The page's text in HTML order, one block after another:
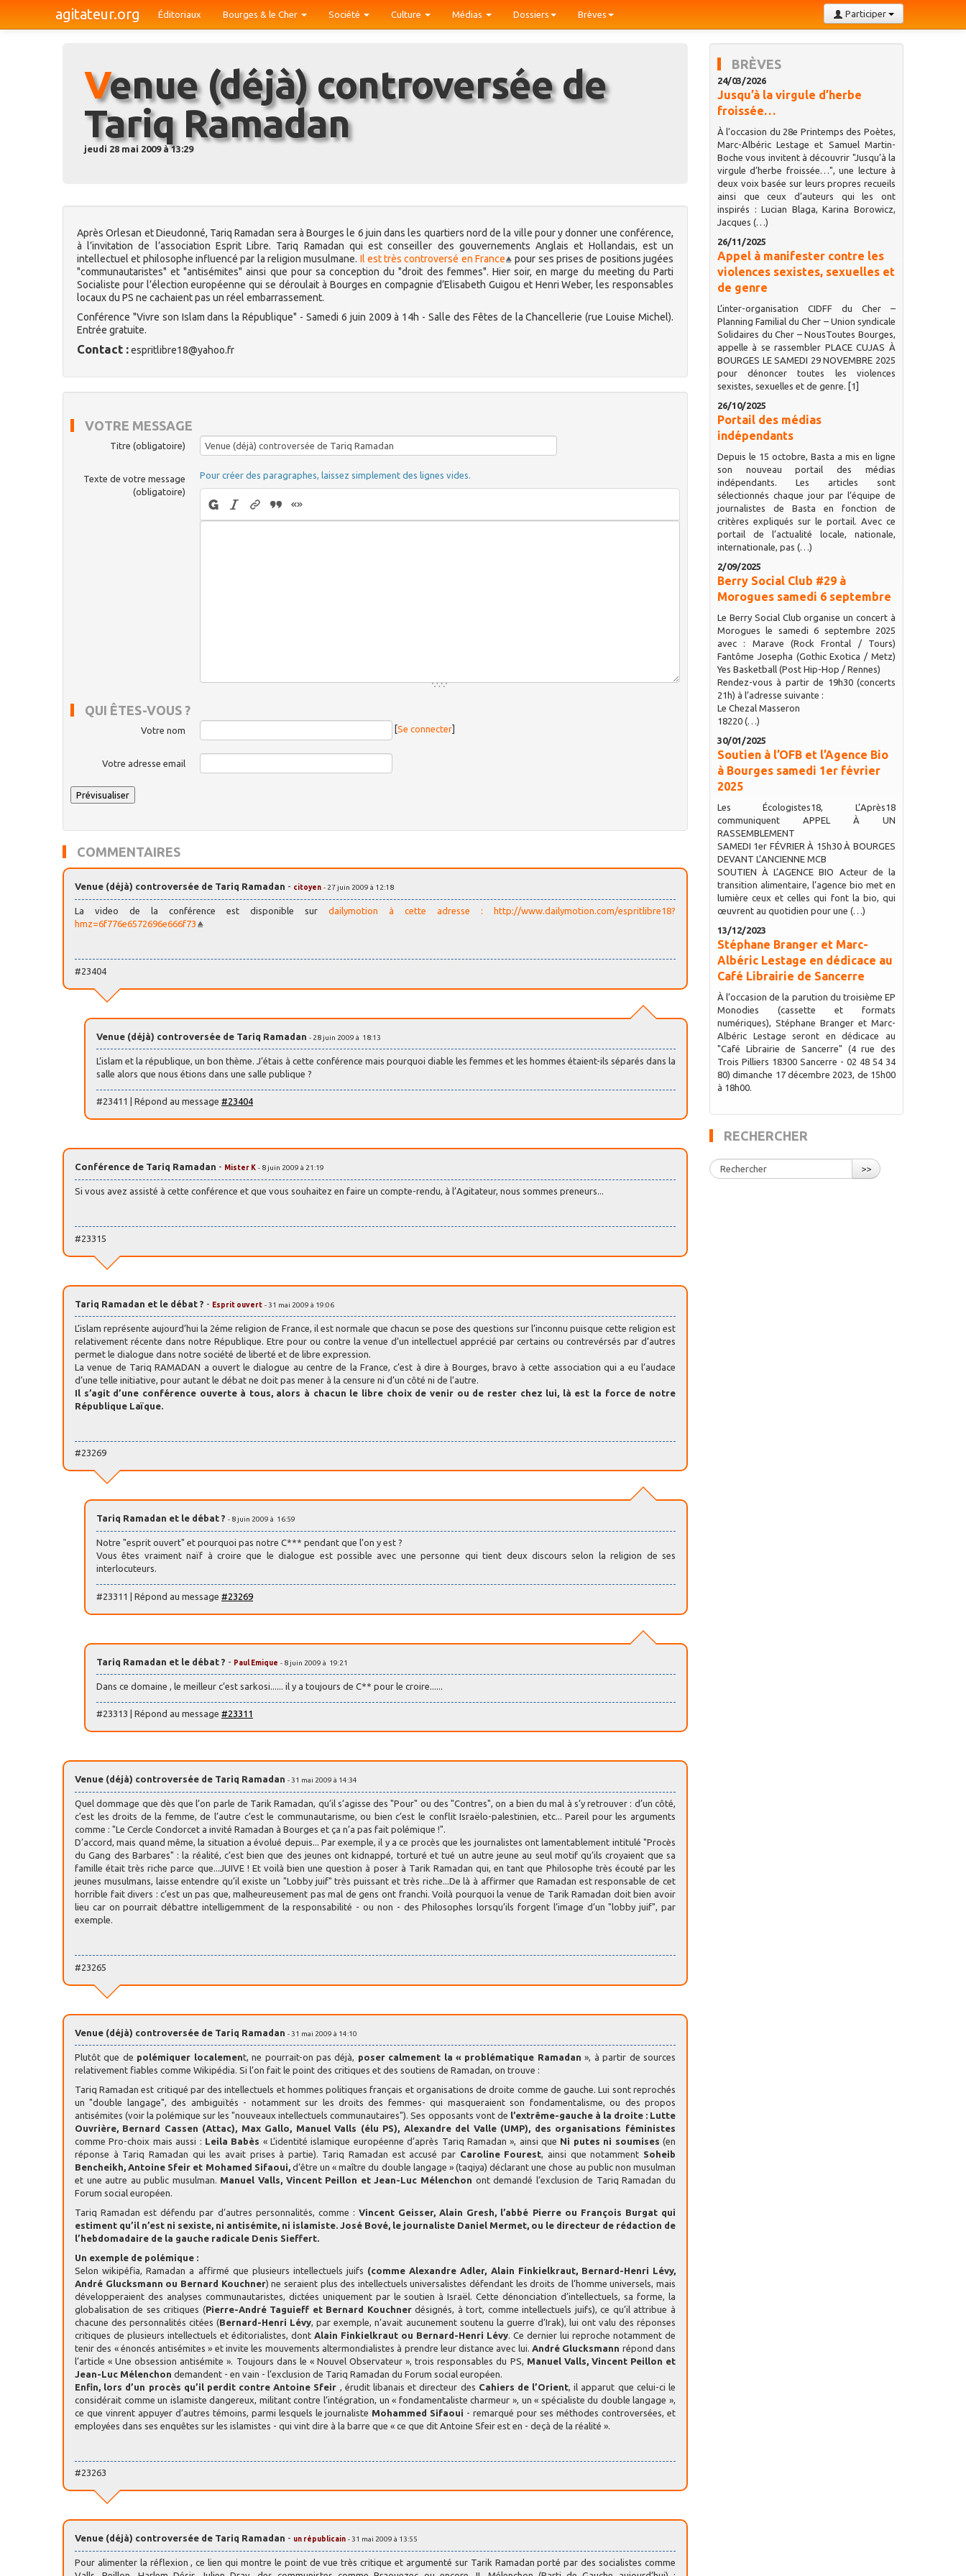
agitateur.org Participer
Éditoriaux Bourges & le Cher Société Culture Médias Dossiers Brèves
Venue (déjà) controversée de
Tariq Ramadan
jeudi 28 mai 2009 à 13:29
Après Orlesan et Dieudonné, Tariq Ramadan sera à Bourges le 6 juin dans les quartiers nord de la ville pour y donner une conférence,
à l’invitation de l’association Esprit Libre. Tariq Ramadan qui est conseiller des gouvernements Anglais et Hollandais, est un
intellectuel et philosophe influencé par la religion musulmane. Il est très controversé en France
pour ses prises de positions jugées
"communautaristes" et "antisémites" ainsi que pour sa conception du "droit des femmes". Hier soir, en marge du meeting du Parti
Socialiste pour l’élection européenne qui se déroulait à Bourges en compagnie d’Elisabeth Guigou et Henri Weber, les responsables
locaux du PS ne cachaient pas un réel embarrassement.
Conférence "Vivre son Islam dans la République" - Samedi 6 juin 2009 à 14h - Salle des Fêtes de la Chancellerie (rue Louise Michel).
Entrée gratuite.
Contact :espritlibre18@yahoo.fr
VOTRE MESSAGE
Titre (obligatoire)
Texte de votre message
(obligatoire)
Pour créer des paragraphes, laissez simplement des lignes vides.
QUI ÊTES-VOUS ?
Votre nom [Se connecter]
Votre adresse email
COMMENTAIRES
Venue (déjà) controversée de Tariq Ramadan - citoyen - 27 juin 2009 à 12:18
La video de la conférence est disponible sur dailymotion à cette adresse : http://www.dailymotion.com/espritlibre18?
hmz=6f776e6572696e666f73
#23404
Venue (déjà) controversée de Tariq Ramadan - 28 juin 2009 à 18:13
L’islam et la république, un bon thème. J’étais à cette conférence mais pourquoi diable les femmes et les hommes étaient-ils séparés dans la
salle alors que nous étions dans une salle publique ?
#23411 | Répond au message #23404
Conférence de Tariq Ramadan - Mister K - 8 juin 2009 à 21:19
Si vous avez assisté à cette conférence et que vous souhaitez en faire un compte-rendu, à l’Agitateur, nous sommes preneurs...
#23315
Tariq Ramadan et le débat ? - Esprit ouvert - 31 mai 2009 à 19:06
L’islam représente aujourd’hui la 2éme religion de France, il est normale que chacun se pose des questions sur l’inconnu puisque cette religion est
relativement récente dans notre République. Etre pour ou contre la venue d’un intellectuel apprécié par certains ou contrevérsés par d’autres
permet le dialogue dans notre société de liberté et de libre expression.
La venue de Tariq RAMADAN a ouvert le dialogue au centre de la France, c’est à dire à Bourges, bravo à cette association qui a eu l’audace
d’une telle initiative, pour autant le débat ne doit pas mener à la censure ni d’un côté ni de l’autre.
Il s’agit d’une conférence ouverte à tous, alors à chacun le libre choix de venir ou de rester chez lui, là est la force de notre
République Laïque.
#23269
Tariq Ramadan et le débat ? - 8 juin 2009 à 16:59
Notre "esprit ouvert" et pourquoi pas notre C*** pendant que l’on y est ?
Vous êtes vraiment naïf à croire que le dialogue est possible avec une personne qui tient deux discours selon la religion de ses
interlocuteurs.
#23311 | Répond au message #23269
Tariq Ramadan et le débat ? - Paul Emique - 8 juin 2009 à 19:21
Dans ce domaine , le meilleur c’est sarkosi...... il y a toujours de C** pour le croire......
#23313 | Répond au message #23311
Venue (déjà) controversée de Tariq Ramadan - 31 mai 2009 à 14:34
Quel dommage que dès que l’on parle de Tarik Ramadan, qu’il s’agisse des "Pour" ou des "Contres", on a bien du mal à s’y retrouver : d’un côté,
c’est les droits de la femme, de l’autre c’est le communautarisme, ou bien c’est le conflit Israëlo-palestinien, etc... Pareil pour les arguments
comme : "Le Cercle Condorcet a invité Ramadan à Bourges et ça n’a pas fait polémique !".
D’accord, mais quand même, la situation a évolué depuis... Par exemple, il y a ce procès que les journalistes ont lamentablement intitulé "Procès
du Gang des Barbares" : la réalité, c’est bien que des jeunes ont kidnappé, torturé et tué un autre jeune au seul motif qu’ils croyaient que sa
famille était très riche parce que...JUIVE ! Et voilà bien une question à poser à Tarik Ramadan qui, en tant que Philosophe très écouté par les
jeunes musulmans, laisse entendre qu’il existe un "Lobby juif" très puissant et très riche...De là à affirmer que Ramadan est responsable de cet
horrible fait divers : c’est un pas que, malheureusement pas mal de gens ont franchi. Voilà pourquoi la venue de Tarik Ramadan doit bien avoir
lieu car on pourrait débattre intelligemment de la responsabilité - ou non - des Philosophes lorsqu’ils forgent l’image d’un "lobby juif", par
exemple.
#23265
Venue (déjà) controversée de Tariq Ramadan - 31 mai 2009 à 14:10
Plutôt que de polémiquer localement, ne pourrait-on pas déjà, poser calmement la « problématique Ramadan », à partir de sources
relativement fiables comme Wikipédia. Si l’on fait le point des critiques et des soutiens de Ramadan, on trouve :
Tariq Ramadan est critiqué par des intellectuels et hommes politiques français et organisations de droite comme de gauche. Lui sont reprochés
un "double langage", des ambiguïtés - notamment sur les droits des femmes- qui masqueraient son fondamentalisme, ou des propos
antisémites (voir la polémique sur les "nouveaux intellectuels communautaires"). Ses opposants vont de l’extrême-gauche à la droite : Lutte
Ouvrière, Bernard Cassen (Attac), Max Gallo, Manuel Valls (élu PS), Alexandre del Valle (UMP), des organisations féministes
comme Pro-choix mais aussi : Leila Babès « L’identité islamique européenne d’après Tariq Ramadan », ainsi que Ni putes ni soumises (en
réponse à Tariq Ramadan qui les avait prises à partie). Tariq Ramadan est accusé par Caroline Fourest , ainsi que notamment Soheib
Bencheikh, Antoine Sfeir et Mohamed Sifaoui, d’être un « maître du double langage » (taqiya) déclarant une chose au public non musulman
et une autre au public musulman. Manuel Valls, Vincent Peillon et Jean-Luc Mélenchon ont demandé l’exclusion de Tariq Ramadan du
Forum social européen.
Tariq Ramadan est défendu par d’autres personnalités, comme : Vincent Geisser, Alain Gresh, l’abbé Pierre ou François Burgat qui
estiment qu’il n’est ni sexiste, ni antisémite, ni islamiste. José Bové, le journaliste Daniel Mermet, ou le directeur de rédaction de
l’hebdomadaire de la gauche radicale Denis Sieffert.
Un exemple de polémique :
Selon wikipéfia, Ramadan a affirmé que plusieurs intellectuels juifs (comme Alexandre Adler, Alain Finkielkraut, Bernard-Henri Lévy,
André Glucksmann ou Bernard Kouchner) ne seraient plus des intellectuels universalistes défendant les droits de l’homme universels, mais
développeraient des analyses communautaristes, dictées uniquement par le soutien à Israël. Cette dénonciation d’intellectuels, sa forme, la
globalisation de ses critiques (Pierre-André Taguieff et Bernard Kouchner désignés, à tort, comme intellectuels juifs), ce qu’il attribue à
chacune des personnalités citées (Bernard-Henri Lévy , par exemple, n’avait aucunement soutenu la guerre d’Irak), lui ont valu des réponses
critiques de plusieurs intellectuels et éditorialistes, dont Alain Finkielkraut ou Bernard-Henri Lévy . Ce dernier lui reproche notamment de
tenir des « énoncés antisémites » et invite les mouvements altermondialistes à prendre leur distance avec lui. André Glucksmann répond dans
l’article « Une obsession antisémite ». Toujours dans le « Nouvel Observateur », trois responsables du PS, Manuel Valls, Vincent Peillon et
Jean-Luc Mélenchon demandent - en vain - l’exclusion de Tariq Ramadan du Forum social européen.
Enfin, lors d’un procès qu’il perdit contre Antoine Sfeir , érudit libanais et directeur des Cahiers de l’Orient , il apparut que celui-ci le
considérait comme un islamiste dangereux, militant contre l’intégration, un « fondamentaliste charmeur », un « spécialiste du double langage »,
ce que vinrent appuyer d’autres témoins, parmi lesquels le journaliste Mohammed Sifaoui - remarqué pour ses méthodes controversées, et
employées dans ses enquêtes sur les islamistes - qui vint dire à la barre que « ce que dit Antoine Sfeir est en - deçà de la réalité ».
#23263
Venue (déjà) controversée de Tariq Ramadan - un républicain - 31 mai 2009 à 13:55
Pour alimenter la réflexion , ce lien qui montre le point de vue très critique et argumenté sur Tarik Ramadan porté par des socialistes comme
BRÈVES
24/03/2026
Jusqu’à la virgule d’herbe
froissée…
À l’occasion du 28e Printemps des Poètes,
Marc-Albéric Lestage et Samuel Martin-
Boche vous invitent à découvrir "Jusqu’à la
virgule d’herbe froissée…", une lecture à
deux voix basée sur leurs propres recueils
ainsi que ceux d’auteurs qui les ont
inspirés : Lucian Blaga, Karina Borowicz,
Jacques (…)
26/11/2025
Appel à manifester contre les
violences sexistes, sexuelles et
de genre
L’inter-organisation CIDFF du Cher –
Planning Familial du Cher – Union syndicale
Solidaires du Cher – NousToutes Bourges,
appelle à se rassembler PLACE CUJAS À
BOURGES LE SAMEDI 29 NOVEMBRE 2025
pour dénoncer toutes les violences
sexistes, sexuelles et de genre. [1]
26/10/2025
Portail des médias
indépendants
Depuis le 15 octobre, Basta a mis en ligne
son nouveau portail des médias
indépendants. Les articles sont
sélectionnés chaque jour par l’équipe de
journalistes de Basta en fonction de
critères expliqués sur le portail. Avec ce
portail de l’actualité locale, nationale,
internationale, pas (…)
2/09/2025
Berry Social Club #29 à
Morogues samedi 6 septembre
Le Berry Social Club organise un concert à
Morogues le samedi 6 septembre 2025
avec : Marave (Rock Frontal / Tours)
Fantôme Josepha (Gothic Exotica / Metz)
Yes Basketball (Post Hip-Hop / Rennes)
Rendez-vous à partir de 19h30 (concerts
21h) à l’adresse suivante :
Le Chezal Masseron
18220 (…)
30/01/2025
Soutien à l’OFB et l’Agence Bio
à Bourges samedi 1er février
2025
Les Écologistes18, L’Après18
communiquent APPEL À UN
RASSEMBLEMENT
SAMEDI 1er FÉVRIER À 15h30 À BOURGES
DEVANT L’ANCIENNE MCB
SOUTIEN À L’AGENCE BIO Acteur de la
transition alimentaire, l’agence bio met en
lumière ceux et celles qui font la bio, qui
œuvrent au quotidien pour une (…)
13/12/2023
Stéphane Branger et Marc-
Albéric Lestage en dédicace au
Café Librairie de Sancerre
À l’occasion de la parution du troisième EP
Monodies (cassette et formats
numériques), Stéphane Branger et Marc-
Albéric Lestage seront en dédicace au
"Café Librairie de Sancerre" (4 rue des
Trois Pilliers 18300 Sancerre - 02 48 54 34
80) dimanche 17 décembre 2023, de 15h00
à 18h00.
RECHERCHER
>>